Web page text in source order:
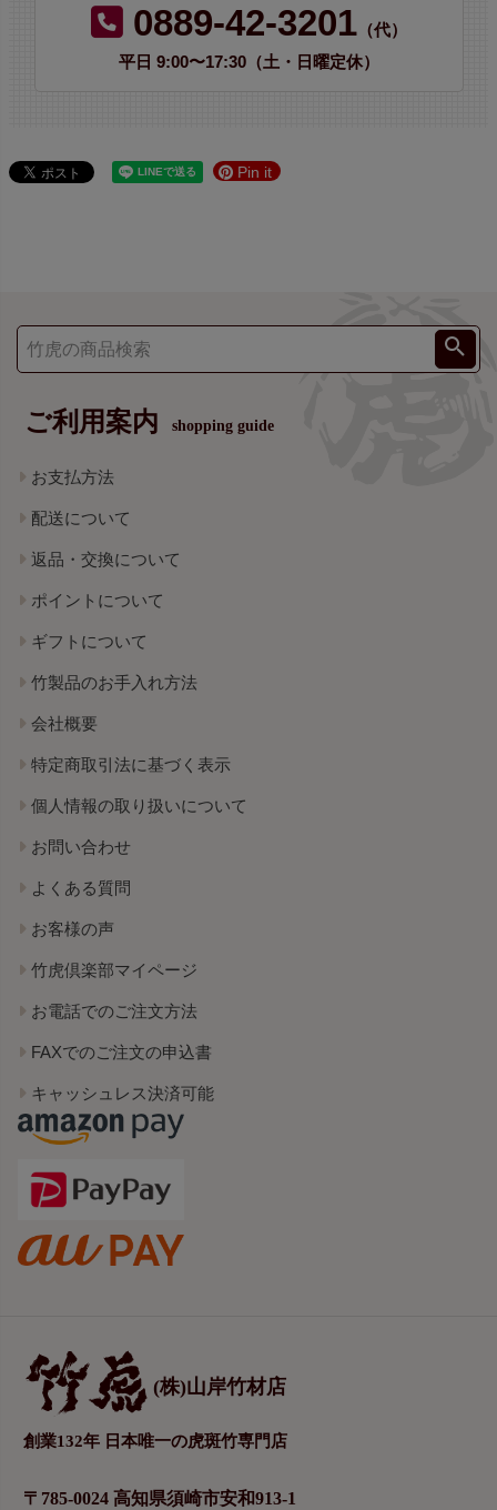
0889-42-3201（代）
平日 9:00〜17:30（土・日曜定休）
Pin it
ご利用案内 shopping guide
お支払方法
配送について
返品・交換について
ポイントについて
ギフトについて
竹製品のお手入れ方法
会社概要
特定商取引法に基づく表示
個人情報の取り扱いについて
お問い合わせ
よくある質問
お客様の声
竹虎倶楽部マイページ
お電話でのご注文方法
FAXでのご注文の申込書
キャッシュレス決済可能
(株)山岸竹材店
創業132年 日本唯一の虎斑竹専門店
〒785-0024 高知県須崎市安和913-1